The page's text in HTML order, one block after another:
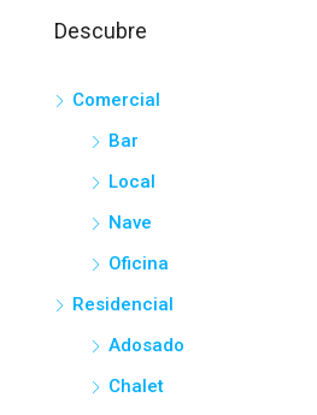
Descubre
Comercial
Bar
Local
Nave
Oficina
Residencial
Adosado
Chalet